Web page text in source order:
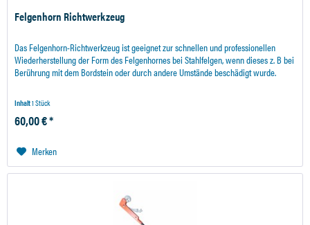
Felgenhorn Richtwerkzeug
Das Felgenhorn-Richtwerkzeug ist geeignet zur schnellen und professionellen
Wiederherstellung der Form des Felgenhornes bei Stahlfelgen, wenn dieses z. B bei
Berührung mit dem Bordstein oder durch andere Umstände beschädigt wurde.
Inhalt1 Stück
60,00 € *
Merken